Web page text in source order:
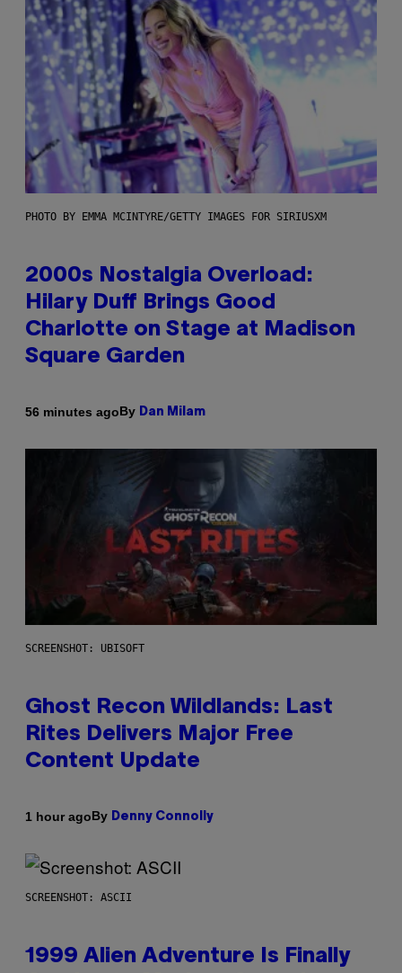
PHOTO BY EMMA MCINTYRE/GETTY IMAGES FOR SIRIUSXM
2000s Nostalgia Overload:
Hilary Duff Brings Good
Charlotte on Stage at Madison
Square Garden
56 minutes agoBy Dan Milam
SCREENSHOT: UBISOFT
Ghost Recon Wildlands: Last
Rites Delivers Major Free
Content Update
1 hour agoBy Denny Connolly
SCREENSHOT: ASCII
1999 Alien Adventure Is Finally